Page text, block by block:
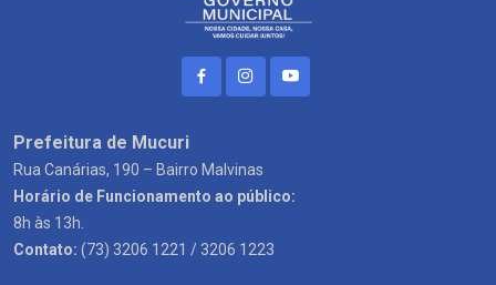
Prefeitura de Mucuri
Rua Canárias, 190 – Bairro Malvinas
Horário de Funcionamento ao público:
8h às 13h.
Contato: (73) 3206 1221 / 3206 1223